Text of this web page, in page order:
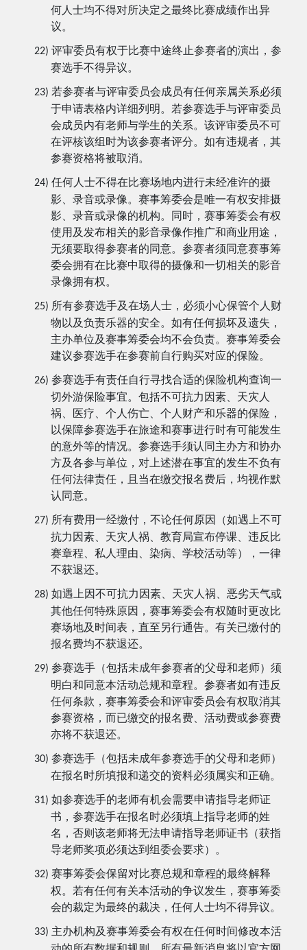
何人士均不得对所决定之最终比赛成绩作出异
议。
22) 评审委员有权于比赛中途终止参赛者的演出，参
赛选手不得异议。
23) 若参赛者与评审委员会成员有任何亲属关系必须
于申请表格内详细列明。若参赛选手与评审委员
会成员内有老师与学生的关系。该评审委员不可
在评核该组时为该参赛者评分。如有违规者，其
参赛资格将被取消。
24) 任何人士不得在比赛场地内进行未经准许的摄
影、录音或录像。赛事筹委会是唯一有权安排摄
影、录音或录像的机构。同时，赛事筹委会有权
使用及发布相关的影音录像作推广和商业用途，
无须要取得参赛者的同意。参赛者须同意赛事筹
委会拥有在比赛中取得的摄像和一切相关的影音
录像拥有权。
25) 所有参赛选手及在场人士，必须小心保管个人财
物以及负责乐器的安全。如有任何损坏及遗失，
主办单位及赛事筹委会均不会负责。赛事筹委会
建议参赛选手在参赛前自行购买对应的保险。
26) 参赛选手有责任自行寻找合适的保险机构查询一
切外游保险事宜。包括不可抗力因素、天灾人
祸、医疗、个人伤亡、个人财产和乐器的保险，
以保障参赛选手在旅途和赛事进行时有可能发生
的意外等的情况。参赛选手须认同主办方和协办
方及各参与单位，对上述潜在事宜的发生不负有
任何法律责任，且当在缴交报名费后，均视作默
认同意。
27) 所有费用一经缴付，不论任何原因（如遇上不可
抗力因素、天灾人祸、教育局宣布停课、违反比
赛章程、私人理由、染病、学校活动等），一律
不获退还。
28) 如遇上因不可抗力因素、天灾人祸、恶劣天气或
其他任何特殊原因，赛事筹委会有权随时更改比
赛场地及时间表，直至另行通告。有关已缴付的
报名费均不获退还。
29) 参赛选手（包括未成年参赛者的父母和老师）须
明白和同意本活动总规和章程。参赛者如有违反
任何条款，赛事筹委会和评审委员会有权取消其
参赛资格，而已缴交的报名费、活动费或参赛费
亦将不获退还。
30) 参赛选手（包括未成年参赛选手的父母和老师）
在报名时所填报和递交的资料必须属实和正确。
31) 如参赛选手的老师有机会需要申请指导老师证
书，参赛选手在报名时必须填上指导老师的姓
名，否则该老师将无法申请指导老师证书（获指
导老师奖项必须达到组委会要求）。
32) 赛事筹委会保留对比赛总规和章程的最终解释
权。若有任何有关本活动的争议发生，赛事筹委
会的裁定为最终的裁决，任何人士均不得异议。
33) 主办机构及赛事筹委会有权在任何时间修改本活